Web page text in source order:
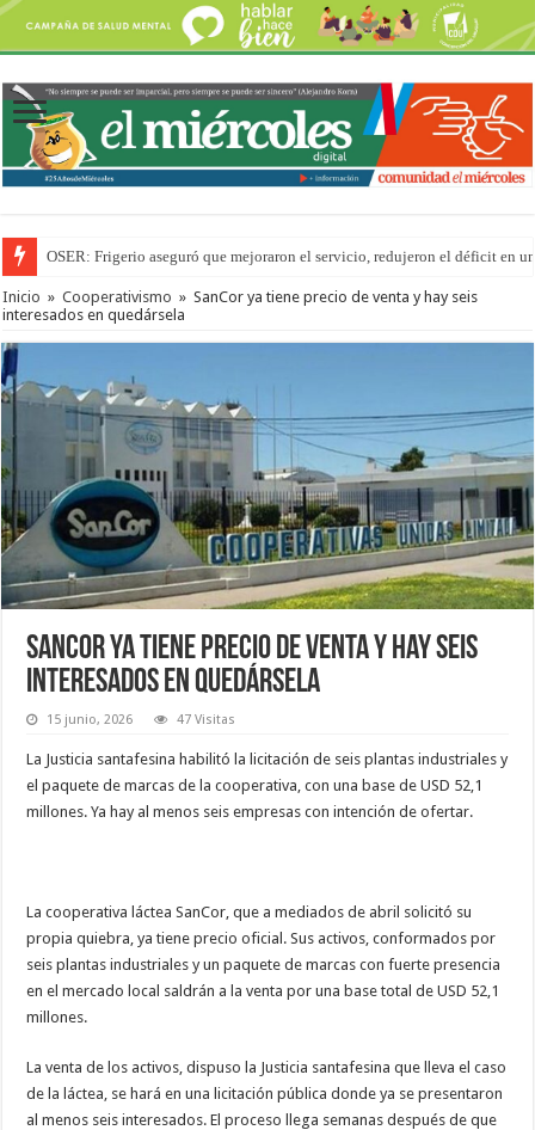
OSER: Frigerio aseguró que mejoraron el servicio, redujeron el déficit en
Inicio » Cooperativismo » SanCor ya tiene precio de venta y hay seis
interesados en quedársela
SanCor ya tiene precio de venta y hay seis
interesados en quedársela
15 junio, 2026 47 Visitas
La Justicia santafesina habilitó la licitación de seis plantas industriales y
el paquete de marcas de la cooperativa, con una base de USD 52,1
millones. Ya hay al menos seis empresas con intención de ofertar.
La cooperativa láctea SanCor, que a mediados de abril solicitó su
propia quiebra, ya tiene precio oficial. Sus activos, conformados por
seis plantas industriales y un paquete de marcas con fuerte presencia
en el mercado local saldrán a la venta por una base total de USD 52,1
millones.
La venta de los activos, dispuso la Justicia santafesina que lleva el caso
de la láctea, se hará en una licitación pública donde ya se presentaron
al menos seis interesados. El proceso llega semanas después de que